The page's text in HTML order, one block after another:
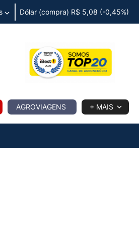
Dólar (compra) R$ 5,08 (-0,45%)
AGROVIAGENS + MAIS